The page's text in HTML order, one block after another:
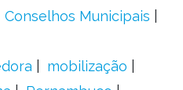
Conselhos Municipais
mobilização